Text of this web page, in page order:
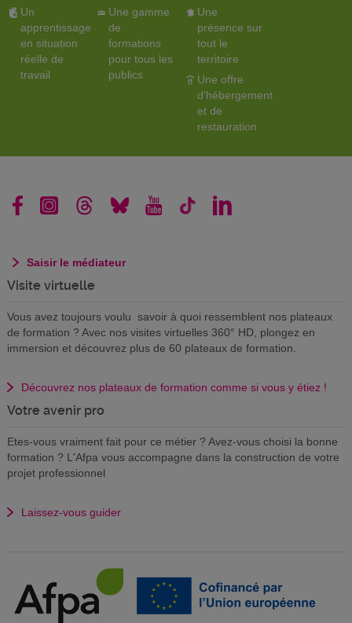
Un
apprentissage
en situation
réelle de
travail
Une gamme
de
formations
pour tous les
publics
Une
présence sur
tout le
territoire
Une offre
d'hébergement
et de
restauration
Saisir le médiateur
Visite virtuelle
Vous avez toujours voulu savoir à quoi ressemblent nos plateaux
de formation ? Avec nos visites virtuelles 360° HD, plongez en
immersion et découvrez plus de 60 plateaux de formation.
Découvrez nos plateaux de formation comme si vous y étiez !
Votre avenir pro
Etes-vous vraiment fait pour ce métier ? Avez-vous choisi la bonne
formation ? L'Afpa vous accompagne dans la construction de votre
projet professionnel
Laissez-vous guider